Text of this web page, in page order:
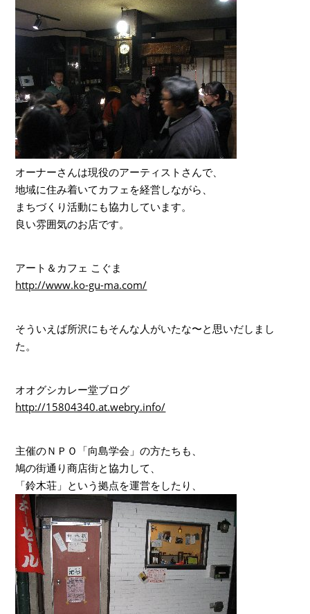
オーナーさんは現役のアーティストさんで、
地域に住み着いてカフェを経営しながら、
まちづくり活動にも協力しています。
良い雰囲気のお店です。
アート＆カフェ こぐま
http://www.ko-gu-ma.com/
そういえば所沢にもそんな人がいたな〜と思いだしまし
た。
オオグシカレー堂ブログ
http://15804340.at.webry.info/
主催のＮＰＯ「向島学会」の方たちも、
鳩の街通り商店街と協力して、
「鈴木荘」という拠点を運営をしたり、